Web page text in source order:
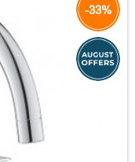
-33%